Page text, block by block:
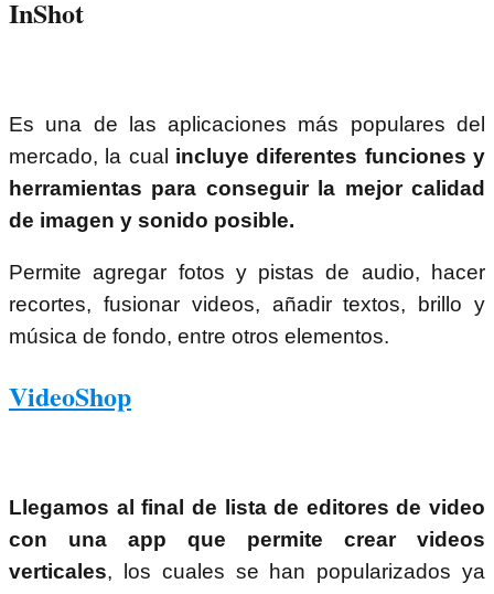
InShot
Es una de las aplicaciones más populares del
mercado, la cual incluye diferentes funciones y
herramientas para conseguir la mejor calidad
de imagen y sonido posible.
Permite agregar fotos y pistas de audio, hacer
recortes, fusionar videos, añadir textos, brillo y
música de fondo, entre otros elementos.
VideoShop
Llegamos al final de lista de editores de video
con una app que permite crear videos
verticales, los cuales se han popularizados ya